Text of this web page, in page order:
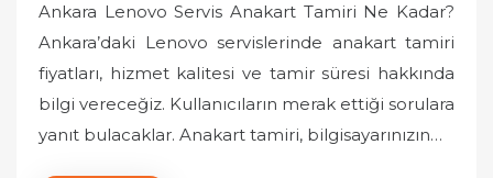
s
t
e
d
o
Ankara Lenovo Servis Anakart Tamiri Ne Kadar?
Ankara’daki Lenovo servislerinde anakart tamiri
fiyatları, hizmet kalitesi ve tamir süresi hakkında
bilgi vereceğiz. Kullanıcıların merak ettiği sorulara
yanıt bulacaklar. Anakart tamiri, bilgisayarınızın…